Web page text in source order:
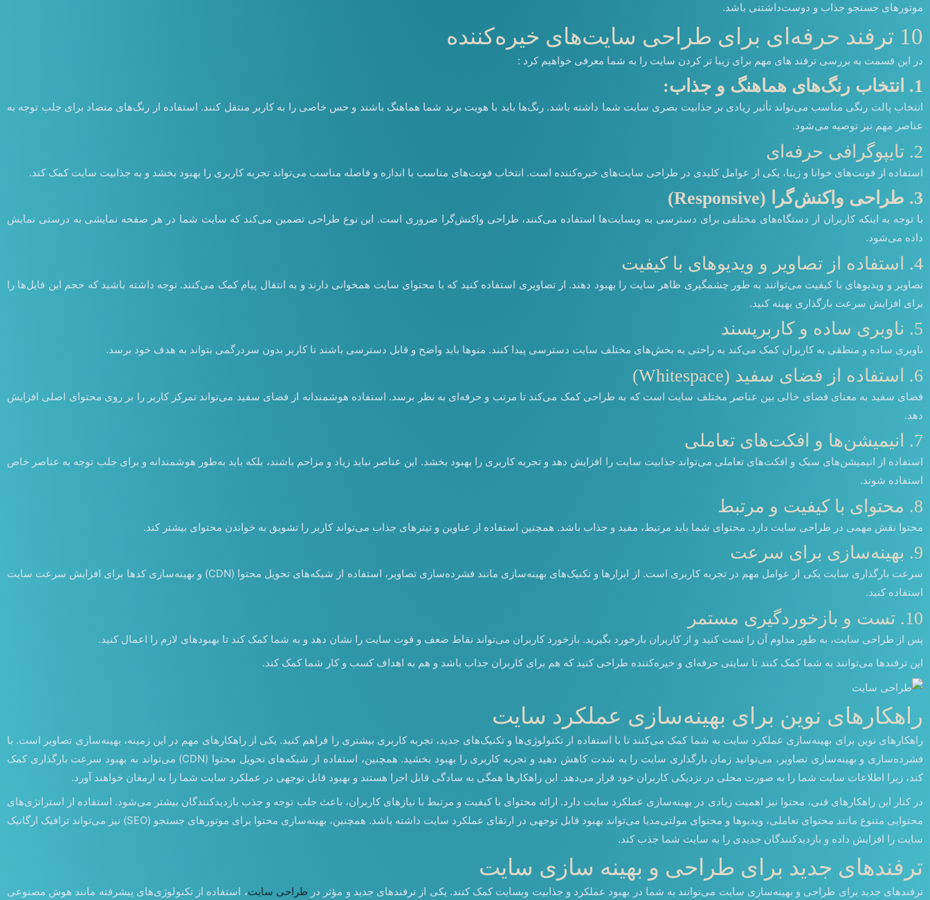
موتورهای جستجو جذاب و دوست‌داشتنی باشد.
10 ترفند حرفه‌ای برای طراحی سایت‌های خیره‌کننده
در این قسمت به بررسی ترفند های مهم برای زیبا تر کردن سایت را به شما معرفی خواهیم کرد :
1. انتخاب رنگ‌های هماهنگ و جذاب:
انتخاب پالت رنگی مناسب می‌تواند تأثیر زیادی بر جذابیت بصری سایت شما داشته باشد. رنگ‌ها باید با هویت برند شما هماهنگ باشند و حس خاصی را به کاربر منتقل کنند. استفاده از رنگ‌های متضاد برای جلب توجه به
عناصر مهم نیز توصیه می‌شود.
2. تایپوگرافی حرفه‌ای
استفاده از فونت‌های خوانا و زیبا، یکی از عوامل کلیدی در طراحی سایت‌های خیره‌کننده است. انتخاب فونت‌های مناسب با اندازه و فاصله مناسب می‌تواند تجربه کاربری را بهبود بخشد و به جذابیت سایت کمک کند.
3. طراحی واکنش‌گرا (Responsive)
با توجه به اینکه کاربران از دستگاه‌های مختلفی برای دسترسی به وبسایت‌ها استفاده می‌کنند، طراحی واکنش‌گرا ضروری است. این نوع طراحی تضمین می‌کند که سایت شما در هر صفحه نمایشی به درستی نمایش
داده می‌شود.
4. استفاده از تصاویر و ویدیوهای با کیفیت
تصاویر و ویدیوهای با کیفیت می‌توانند به طور چشمگیری ظاهر سایت را بهبود دهند. از تصاویری استفاده کنید که با محتوای سایت همخوانی دارند و به انتقال پیام کمک می‌کنند. توجه داشته باشید که حجم این فایل‌ها را
برای افزایش سرعت بارگذاری بهینه کنید.
5. ناوبری ساده و کاربرپسند
ناوبری ساده و منطقی به کاربران کمک می‌کند به راحتی به بخش‌های مختلف سایت دسترسی پیدا کنند. منوها باید واضح و قابل دسترسی باشند تا کاربر بدون سردرگمی بتواند به هدف خود برسد.
6. استفاده از فضای سفید (Whitespace)
فضای سفید به معنای فضای خالی بین عناصر مختلف سایت است که به طراحی کمک می‌کند تا مرتب و حرفه‌ای به نظر برسد. استفاده هوشمندانه از فضای سفید می‌تواند تمرکز کاربر را بر روی محتوای اصلی افزایش
دهد.
7. انیمیشن‌ها و افکت‌های تعاملی
استفاده از انیمیشن‌های سبک و افکت‌های تعاملی می‌تواند جذابیت سایت را افزایش دهد و تجربه کاربری را بهبود بخشد. این عناصر نباید زیاد و مزاحم باشند، بلکه باید به‌طور هوشمندانه و برای جلب توجه به عناصر خاص
استفاده شوند.
8. محتوای با کیفیت و مرتبط
محتوا نقش مهمی در طراحی سایت دارد. محتوای شما باید مرتبط، مفید و جذاب باشد. همچنین استفاده از عناوین و تیترهای جذاب می‌تواند کاربر را تشویق به خواندن محتوای بیشتر کند.
9. بهینه‌سازی برای سرعت
سرعت بارگذاری سایت یکی از عوامل مهم در تجربه کاربری است. از ابزارها و تکنیک‌های بهینه‌سازی مانند فشرده‌سازی تصاویر، استفاده از شبکه‌های تحویل محتوا (CDN) و بهینه‌سازی کدها برای افزایش سرعت سایت
استفاده کنید.
10. تست و بازخوردگیری مستمر
پس از طراحی سایت، به طور مداوم آن را تست کنید و از کاربران بازخورد بگیرید. بازخورد کاربران می‌تواند نقاط ضعف و قوت سایت را نشان دهد و به شما کمک کند تا بهبودهای لازم را اعمال کنید.
این ترفندها می‌توانند به شما کمک کنند تا سایتی حرفه‌ای و خیره‌کننده طراحی کنید که هم برای کاربران جذاب باشد و هم به اهداف کسب و کار شما کمک کند.
راهکارهای نوین برای بهینه‌سازی عملکرد سایت
راهکارهای نوین برای بهینه‌سازی عملکرد سایت به شما کمک می‌کنند تا با استفاده از تکنولوژی‌ها و تکنیک‌های جدید، تجربه کاربری بیشتری را فراهم کنید. یکی از راهکارهای مهم در این زمینه، بهینه‌سازی تصاویر است. با
فشرده‌سازی و بهینه‌سازی تصاویر، می‌توانید زمان بارگذاری سایت را به شدت کاهش دهید و تجربه کاربری را بهبود بخشید. همچنین، استفاده از شبکه‌های تحویل محتوا (CDN) می‌تواند به بهبود سرعت بارگذاری کمک
کند، زیرا اطلاعات سایت شما را به صورت محلی در نزدیکی کاربران خود قرار می‌دهد. این راهکارها همگی به سادگی قابل اجرا هستند و بهبود قابل توجهی در عملکرد سایت شما را به ارمغان خواهند آورد.
در کنار این راهکارهای فنی، محتوا نیز اهمیت زیادی در بهینه‌سازی عملکرد سایت دارد. ارائه محتوای با کیفیت و مرتبط با نیازهای کاربران، باعث جلب توجه و جذب بازدیدکنندگان بیشتر می‌شود. استفاده از استراتژی‌های
محتوایی متنوع مانند محتوای تعاملی، ویدیوها و محتوای مولتی‌مدیا می‌تواند بهبود قابل توجهی در ارتقای عملکرد سایت داشته باشد. همچنین، بهینه‌سازی محتوا برای موتورهای جستجو (SEO) نیز می‌تواند ترافیک ارگانیک
سایت را افزایش داده و بازدیدکنندگان جدیدی را به سایت شما جذب کند.
ترفندهای جدید برای طراحی و بهینه سازی سایت‌
ترفندهای جدید برای طراحی و بهینه‌سازی سایت می‌توانند به شما در بهبود عملکرد و جذابیت وبسایت کمک کنند. یکی از ترفندهای جدید و مؤثر در طراحی سایت، استفاده از تکنولوژی‌های پیشرفته مانند هوش مصنوعی